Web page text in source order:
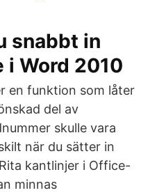
snabbt in
Word 2010
en funktion som låter
del av
skulle vara
när du sätter in
kantlinjer i Office-
minnas